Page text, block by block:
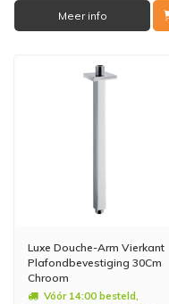
Meer info
Luxe Douche-Arm Vierkant
Plafondbevestiging 30Cm
Chroom
Vóór 14:00 besteld,